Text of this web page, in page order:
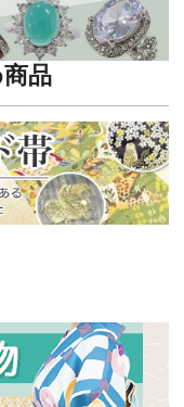
品